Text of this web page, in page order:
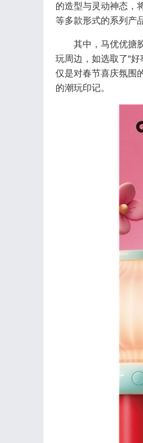
的造型与灵动神态，
等多款形式的系列产
其中，马优优搪胶
玩周边，如选取了“
仅是对春节喜庆氛围
的潮玩印记。